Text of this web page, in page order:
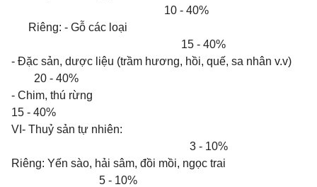
10 - 40%
Riêng: - Gỗ các loại
15 - 40%
- Đặc sản, dược liệu (trầm hương, hồi, quế, sa nhân v.v)
20 - 40%
- Chim, thú rừng
15 - 40%
VI- Thuỷ sản tự nhiên:
3 - 10%
Riêng: Yến sào, hải sâm, đồi mồi, ngọc trai
5 - 10%